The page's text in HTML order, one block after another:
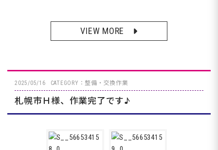
VIEW MORE
2025/05/16 CATEGORY：整備・交換作業
札幌市Ｈ様、作業完了です♪